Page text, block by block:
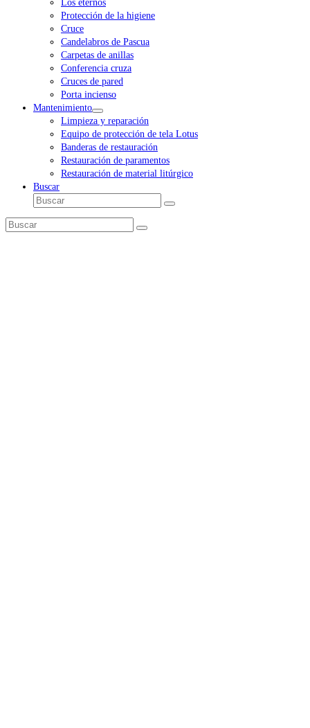
Los eternos
Protección de la higiene
Cruce
Candelabros de Pascua
Carpetas de anillas
Conferencia cruza
Cruces de pared
Porta incienso
Mantenimiento
Limpieza y reparación
Equipo de protección de tela Lotus
Banderas de restauración
Restauración de paramentos
Restauración de material litúrgico
Buscar
Buscar
Enviar
Buscar
Enviar